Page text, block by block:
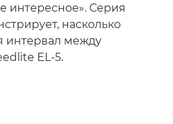
интересное». Серия
насколько
интервал между
EL-5.